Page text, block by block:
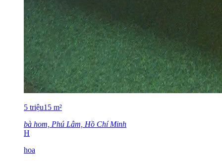
5 triệu15 m²
bà hom, Phú Lâm, Hồ Chí Minh
H
hoa